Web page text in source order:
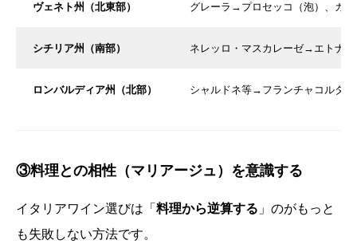
ヴェネト州（北東部） グレーラ→プロセッコ（泡）、ガ
シチリア州（南部） ネレッロ・マスカレーゼ→エトナ
ロンバルディア州（北部） シャルドネ等→フランチャコルタ
③料理との相性（マリアージュ）を意識する
イタリアワイン選びは「 料理から逆算する 」のがもっと
も失敗しない方法です。